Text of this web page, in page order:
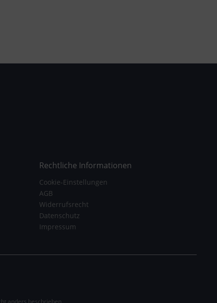
Rechtliche Informationen
Cookie-Einstellungen
AGB
Widerrufsrecht
Datenschutz
Impressum
anders beschrieben